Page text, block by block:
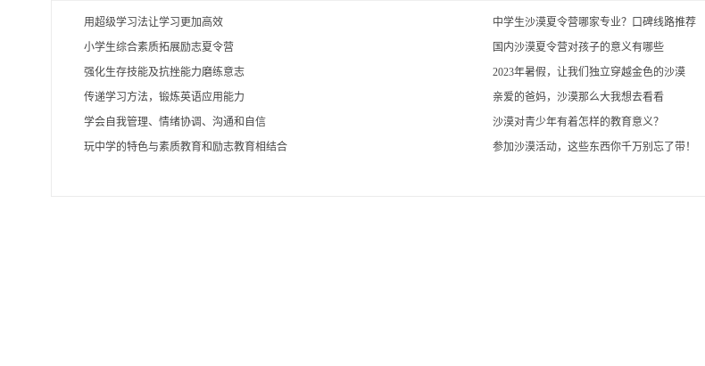
用超级学习法让学习更加高效
小学生综合素质拓展励志夏令营
强化生存技能及抗挫能力磨练意志
传递学习方法，锻炼英语应用能力
学会自我管理、情绪协调、沟通和自信
玩中学的特色与素质教育和励志教育相结合
中学生沙漠夏令营哪家专业？口碑线路推荐
国内沙漠夏令营对孩子的意义有哪些
2023年暑假，让我们独立穿越金色的沙漠
亲爱的爸妈，沙漠那么大我想去看看
沙漠对青少年有着怎样的教育意义？
参加沙漠活动，这些东西你千万别忘了带！